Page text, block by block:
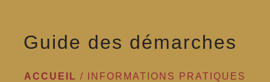
Guide des démarches
ACCUEIL /
INFORMATIONS PRATIQUES